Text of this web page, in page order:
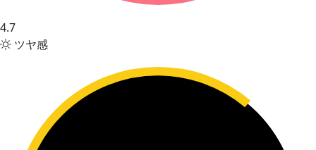
4.7
ツヤ感